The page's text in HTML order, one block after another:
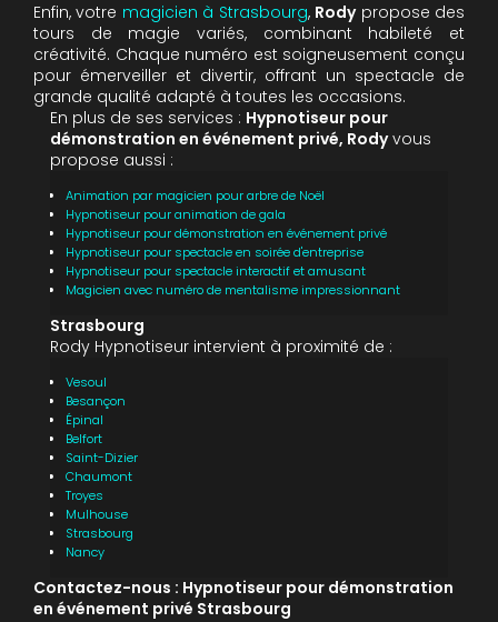
Enfin, votre magicien à Strasbourg, Rodypropose des
tours de magie variés, combinant habileté et
créativité. Chaque numéro est soigneusement conçu
pour émerveiller et divertir, offrant un spectacle de
grande qualité adapté à toutes les occasions.
En plus de ses services : Hypnotiseur pour
démonstration en événement privé, Rodyvous
propose aussi :
Animation par magicien pour arbre de Noël
Hypnotiseur pour animation de gala
Hypnotiseur pour démonstration en événement privé
Hypnotiseur pour spectacle en soirée d'entreprise
Hypnotiseur pour spectacle interactif et amusant
Magicien avec numéro de mentalisme impressionnant
Strasbourg
Rody Hypnotiseur intervient à proximité de :
Vesoul
Besançon
Épinal
Belfort
Saint-Dizier
Chaumont
Troyes
Mulhouse
Strasbourg
Nancy
Contactez-nous : Hypnotiseur pour démonstration
en événement privé Strasbourg